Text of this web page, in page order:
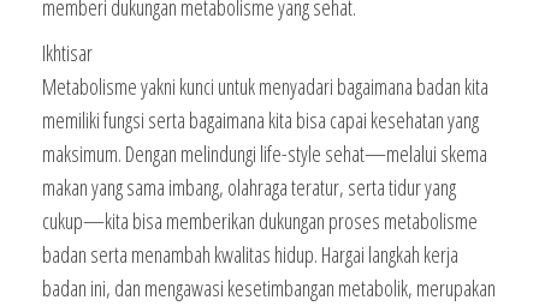
memberi dukungan metabolisme yang sehat.
Ikhtisar
Metabolisme yakni kunci untuk menyadari bagaimana badan kita
memiliki fungsi serta bagaimana kita bisa capai kesehatan yang
maksimum. Dengan melindungi life-style sehat—melalui skema
makan yang sama imbang, olahraga teratur, serta tidur yang
cukup—kita bisa memberikan dukungan proses metabolisme
badan serta menambah kwalitas hidup. Hargai langkah kerja
badan ini, dan mengawasi kesetimbangan metabolik, merupakan